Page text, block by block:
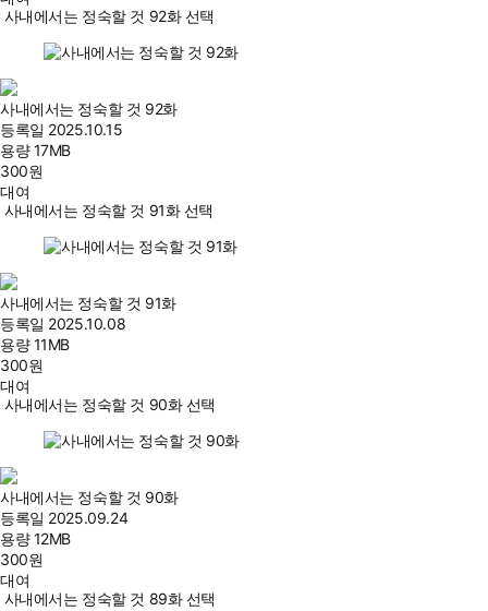
사내에서는 정숙할 것 92화 선택
사내에서는 정숙할 것 92화
등록일 2025.10.15
용량17MB
300원
대여
사내에서는 정숙할 것 91화 선택
사내에서는 정숙할 것 91화
등록일 2025.10.08
용량11MB
300원
대여
사내에서는 정숙할 것 90화 선택
사내에서는 정숙할 것 90화
등록일 2025.09.24
용량12MB
300원
대여
사내에서는 정숙할 것 89화 선택